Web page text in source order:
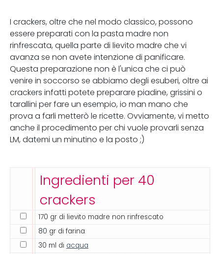
I crackers, oltre che nel modo classico, possono
essere preparati con la pasta madre non
rinfrescata, quella parte di lievito madre che vi
avanza se non avete intenzione di panificare.
Questa preparazione non è l'unica che ci può
venire in soccorso se abbiamo degli esuberi, oltre ai
crackers infatti potete preparare piadine, grissini o
tarallini per fare un esempio, io man mano che
prova a farli metterò le ricette. Ovviamente, vi metto
anche il procedimento per chi vuole provarli senza
LM, datemi un minutino e la posto ;)
Ingredienti per 40
crackers
170 gr di lievito madre non rinfrescato
80 gr di farina
30 ml di acqua